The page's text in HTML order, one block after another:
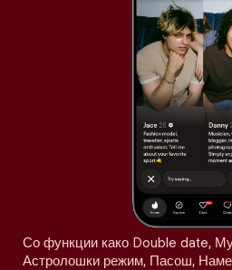
Со функции како Double date,
Астролошки режим, Пасош,